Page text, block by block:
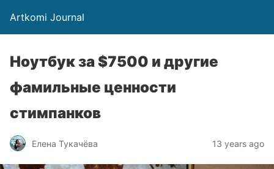
Artkomi Journal
Ноутбук за $7500 и другие
фамильные ценности
стимпанков
Елена Тукачёва 13 years ago